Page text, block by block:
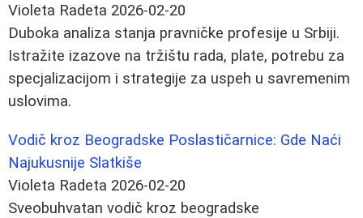
Violeta Radeta 2026-02-20
Duboka analiza stanja pravničke profesije u Srbiji.
Istražite izazove na tržištu rada, plate, potrebu za
specjalizacijom i strategije za uspeh u savremenim
uslovima.
Vodič kroz Beogradske Poslastičarnice: Gde Naći
Najukusnije Slatkiše
Violeta Radeta 2026-02-20
Sveobuhvatan vodič kroz beogradske